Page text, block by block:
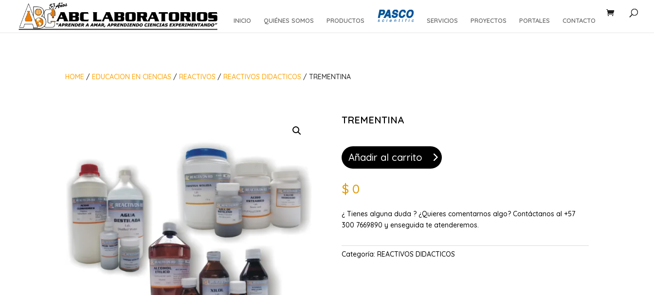
INICIO QUIÉNES SOMOS PRODUCTOS SERVICIOS PROYECTOS PORTALES CONTACTO
HOME /EDUCACION EN CIENCIAS /REACTIVOS /REACTIVOS DIDACTICOS / TREMENTINA
TREMENTINA
Añadir al carrito
$ 0
¿ Tienes alguna duda ? ¿Quieres comentarnos algo? Contáctanos al +57
300 7669890 y enseguida te atenderemos.
Categoría: REACTIVOS DIDACTICOS